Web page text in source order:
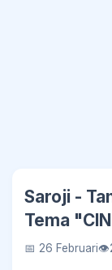
Saroji -
Tema
📅 26 Februari👁